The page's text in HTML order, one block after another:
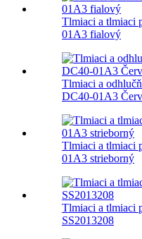
Tlmiaci a tlmiaci
01A3 fialový
Tlmiaci a
DC40-01A3
Tlmiaci a tlmiaci
01A3 strieborný
Tlmiaci a tlmiaci
SS2013208